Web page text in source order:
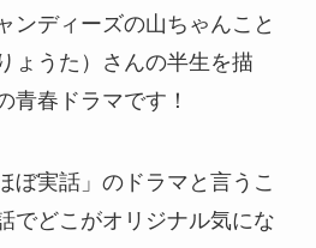
ンディーズの山ちゃんこと
ょうた）さんの半生を描
青春ドラマです！
ぼ実話」のドラマと言うこ
でどこがオリジナル気にな